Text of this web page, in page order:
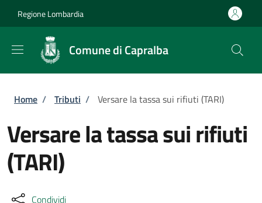
Regione Lombardia
Comune di Capralba
Briciole di pane
Home / Tributi / Versare la tassa sui rifiuti (TARI)
Versare la tassa sui rifiuti
(TARI)
Condividi